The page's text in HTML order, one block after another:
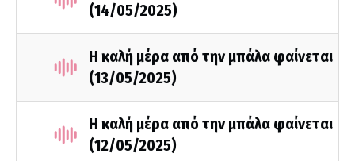
(14/05/2025)
Η καλή μέρα από την μπάλα φαίνεται
(13/05/2025)
Η καλή μέρα από την μπάλα φαίνεται
(12/05/2025)